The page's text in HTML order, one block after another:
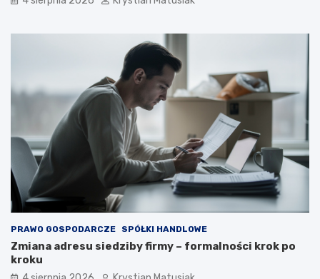
PRAWO GOSPODARCZE SPÓŁKI HANDLOWE
Zmiana adresu siedziby firmy – formalności krok po
kroku